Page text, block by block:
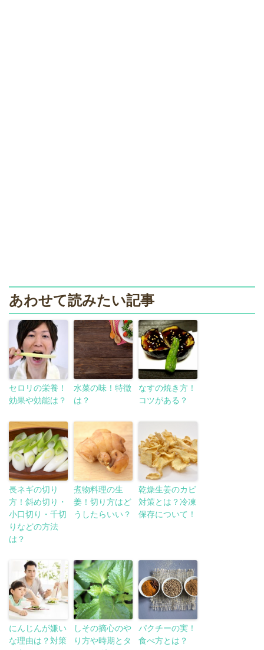
あわせて読みたい記事
セロリの栄養！
効果や効能は？
水菜の味！特徴
は？
なすの焼き方！
コツがある？
長ネギの切り
方！斜め切り・
小口切り・千切
りなどの方法
は？
煮物料理の生
姜！切り方はど
うしたらいい？
乾燥生姜のカビ
対策とは？冷凍
保存について！
にんじんが嫌い
な理由は？対策
しその摘心のや
り方や時期とタ
パクチーの実！
食べ方とは？